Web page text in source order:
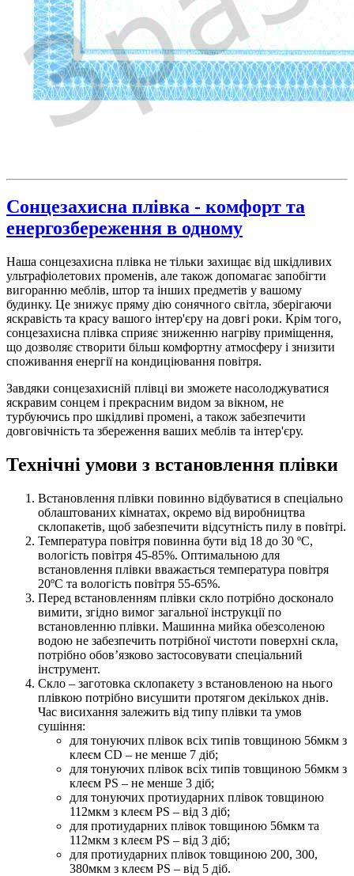
Сонцезахисна плівка - комфорт та
енергозбереження в одному
Наша сонцезахисна плівка не тільки захищає від шкідливих
ультрафіолетових променів, але також допомагає запобігти
вигоранню меблів, штор та інших предметів у вашому
будинку. Це знижує пряму дію сонячного світла, зберігаючи
яскравість та красу вашого інтер'єру на довгі роки. Крім того,
сонцезахисна плівка сприяє зниженню нагріву приміщення,
що дозволяє створити більш комфортну атмосферу і знизити
споживання енергії на кондиціювання повітря.
Завдяки сонцезахисній плівці ви зможете насолоджуватися
яскравим сонцем і прекрасним видом за вікном, не
турбуючись про шкідливі промені, а також забезпечити
довговічність та збереження ваших меблів та інтер'єру.
Технічні умови з встановлення плівки
Встановлення плівки повинно відбуватися в спеціально
облаштованих кімнатах, окремо від виробництва
склопакетів, щоб забезпечити відсутність пилу в повітрі.
Температура повітря повинна бути від 18 до 30 ºС,
вологість повітря 45-85%. Оптимальною для
встановлення плівки вважається температура повітря
20ºС та вологість повітря 55-65%.
Перед встановленням плівки скло потрібно досконало
вимити, згідно вимог загальної інструкції по
встановленню плівки. Машинна мийка обезсоленою
водою не забезпечить потрібної чистоти поверхні скла,
потрібно обов’язково застосовувати спеціальний
інструмент.
Скло – заготовка склопакету з встановленою на нього
плівкою потрібно висушити протягом декількох днів.
Час висихання залежить від типу плівки та умов
сушіння:
для тонуючих плівок всіх типів товщиною 56мкм з
клеєм CD – не менше 7 діб;
для тонуючих плівок всіх типів товщиною 56мкм з
клеєм PS – не менше 3 діб;
для тонуючих протиударних плівок товщиною
112мкм з клеєм PS – від 3 діб;
для протиударних плівок товщиною 56мкм та
112мкм з клеєм PS – від 3 діб;
для протиударних плівок товщиною 200, 300,
380мкм з клеєм PS – від 5 діб.